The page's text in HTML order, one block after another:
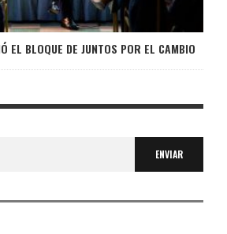
EL BLOQUE DE JUNTOS POR EL CAMBIO